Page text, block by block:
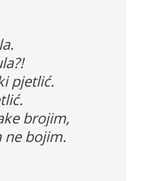
pjetlić.
brojim,
ne bojim.